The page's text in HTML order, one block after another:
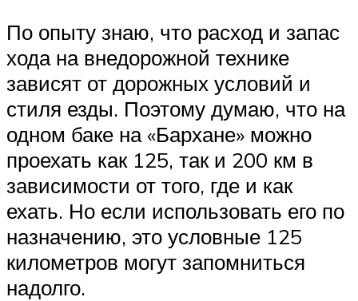
По опыту знаю, что расход и запас
хода на внедорожной технике
зависят от дорожных условий и
стиля езды. Поэтому думаю, что на
одном баке на «Бархане» можно
проехать как 125, так и 200 км в
зависимости от того, где и как
ехать. Но если использовать его по
назначению, это условные 125
километров могут запомниться
надолго.